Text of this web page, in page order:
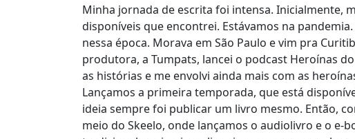
Minha jornada de escrita foi intensa. Inicialmente,
disponíveis que encontrei. Estávamos na
nessa época. Morava em São Paulo e vim pra
produtora, a Tumpats, lancei o podcast Heroínas
as histórias e me envolvi ainda mais com as
Lançamos a primeira temporada, que está
ideia sempre foi publicar um livro mesmo. Então,
meio do Skeelo, onde lançamos o audiolivro e o e-